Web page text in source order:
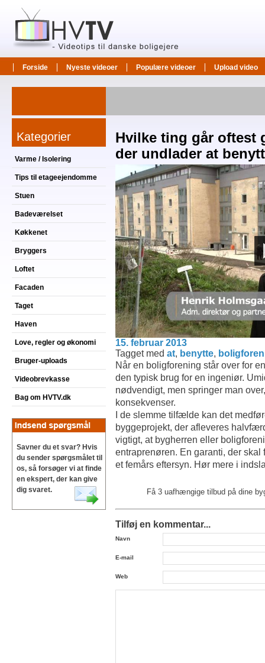
Forside Nyeste videoer Populære videoer Upload video
Kategorier
Varme / Isolering
Tips til etageejendomme
Stuen
Badeværelset
Køkkenet
Bryggers
Loftet
Facaden
Taget
Haven
Love, regler og økonomi
Bruger-uploads
Videobrevkasse
Bag om HVTV.dk
Savner du et svar? Hvis
du sender spørgsmålet til
os, så forsøger vi at finde
en ekspert, der kan give
dig svaret.
Hvilke ting går oftest
der undlader at
15. februar 2013
Tagget med at, benytte,
Når en boligforening står over for
den typisk brug for en ingeniør.
nødvendigt, men springer man
konsekvenser.
I de slemme tilfælde kan det
byggeprojekt, der afleveres
vigtigt, at bygherren eller
entraprenøren. En garanti, der
et femårs eftersyn. Hør mere i
Få 3 uafhængige tilbud på dine
Tilføj en kommentar...
Navn
E-mail
Web